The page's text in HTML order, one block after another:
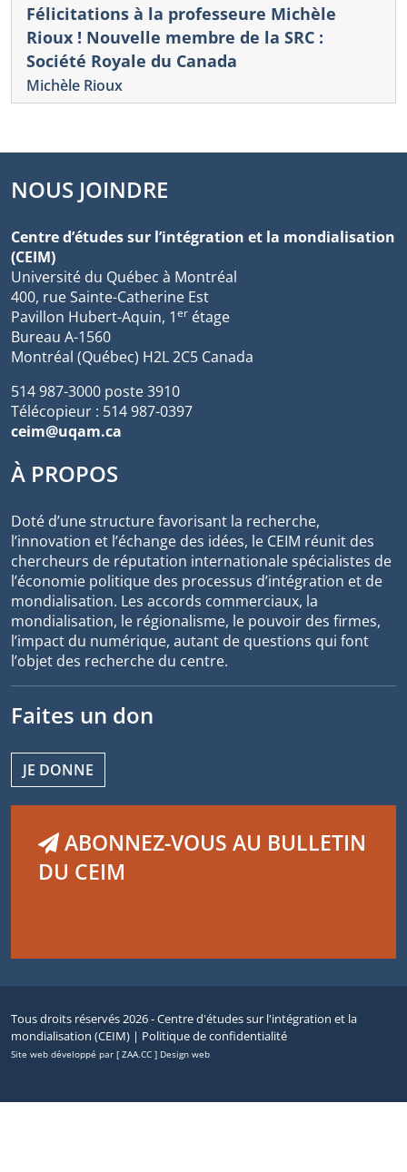
Félicitations à la professeure Michèle
Rioux ! Nouvelle membre de la SRC :
Société Royale du Canada
Michèle Rioux
NOUS JOINDRE
Centre d’études sur l’intégration et la mondialisation
(CEIM)
Université du Québec à Montréal
400, rue Sainte-Catherine Est
Pavillon Hubert-Aquin, 1er étage
Bureau A-1560
Montréal (Québec) H2L 2C5 Canada
514 987-3000 poste 3910
Télécopieur : 514 987-0397
ceim@uqam.ca
À PROPOS
Doté d’une structure favorisant la recherche,
l’innovation et l’échange des idées, le CEIM réunit des
chercheurs de réputation internationale spécialistes de
l’économie politique des processus d’intégration et de
mondialisation. Les accords commerciaux, la
mondialisation, le régionalisme, le pouvoir des firmes,
l’impact du numérique, autant de questions qui font
l’objet des recherche du centre.
Faites un don
JE DONNE
ABONNEZ-VOUS AU BULLETIN
DU CEIM
Tous droits réservés 2026 - Centre d'études sur l'intégration et la
mondialisation (CEIM) | Politique de confidentialité
Site web développé par [ ZAA.CC ] Design web